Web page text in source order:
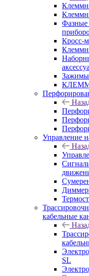
Фазные
Кросс-
Управление
кабельные
SL